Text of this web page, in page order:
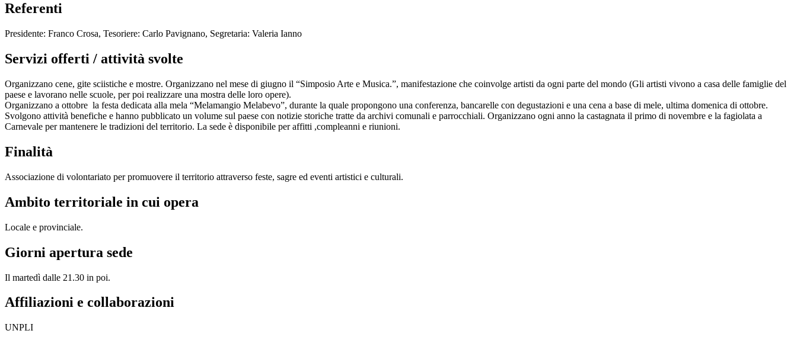
Referenti
Presidente: Franco Crosa, Tesoriere: Carlo Pavignano, Segretaria: Valeria Ianno
Servizi offerti / attività svolte
Organizzano cene, gite sciistiche e mostre. Organizzano nel mese di giugno il “Simposio Arte e Musica.”, manifestazione che coinvolge artisti da ogni parte del mondo (Gli artisti vivono a casa delle famiglie del
paese e lavorano nelle scuole, per poi realizzare una mostra delle loro opere).
Organizzano a ottobre la festa dedicata alla mela “Melamangio Melabevo”, durante la quale propongono una conferenza, bancarelle con degustazioni e una cena a base di mele, ultima domenica di ottobre.
Svolgono attività benefiche e hanno pubblicato un volume sul paese con notizie storiche tratte da archivi comunali e parrocchiali. Organizzano ogni anno la castagnata il primo di novembre e la fagiolata a
Carnevale per mantenere le tradizioni del territorio. La sede è disponibile per affitti ,compleanni e riunioni.
Finalità
Associazione di volontariato per promuovere il territorio attraverso feste, sagre ed eventi artistici e culturali.
Ambito territoriale in cui opera
Locale e provinciale.
Giorni apertura sede
Il martedì dalle 21.30 in poi.
Affiliazioni e collaborazioni
UNPLI